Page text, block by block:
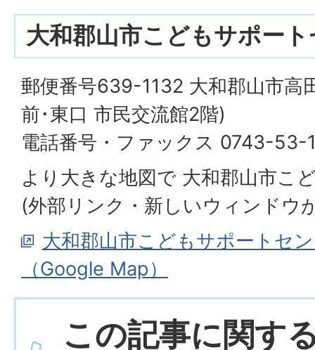
大和郡山市こどもサポー
郵便番号639-1132 大和郡山市高
前･東口 市民交流館2階)
電話番号・ファックス 0743-53-
より大きな地図で 大和郡山市こ
(外部リンク・新しいウィンドウ
大和郡山市こどもサポートセ
（Google Map）
この記事に関す